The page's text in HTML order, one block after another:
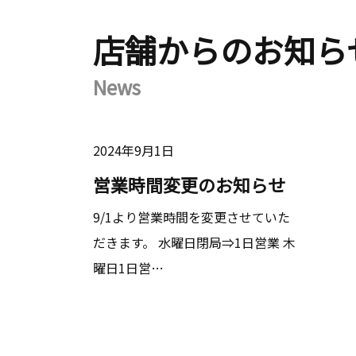
店舗からのお知ら
News
2024年9月1日
営業時間変更のお知らせ
9/1より営業時間を変更させていた
だきます。 水曜日閉局⇒1日営業 木
曜日1日営…